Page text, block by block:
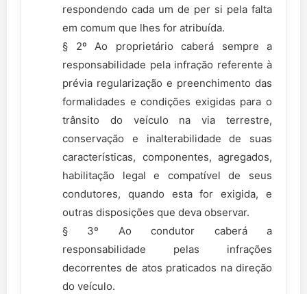
respondendo cada um de per si pela falta
em comum que lhes for atribuída.
§ 2º Ao proprietário caberá sempre a
responsabilidade pela infração referente à
prévia regularização e preenchimento das
formalidades e condições exigidas para o
trânsito do veículo na via terrestre,
conservação e inalterabilidade de suas
características, componentes, agregados,
habilitação legal e compatível de seus
condutores, quando esta for exigida, e
outras disposições que deva observar.
§ 3º Ao condutor caberá a
responsabilidade pelas infrações
decorrentes de atos praticados na direção
do veículo.